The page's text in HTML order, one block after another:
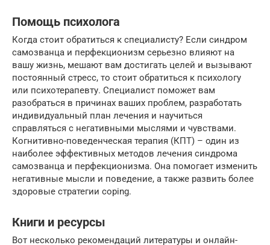
Помощь психолога
Когда стоит обратиться к специалисту? Если синдром
самозванца и перфекционизм серьезно влияют на
вашу жизнь, мешают вам достигать целей и вызывают
постоянный стресс, то стоит обратиться к психологу
или психотерапевту. Специалист поможет вам
разобраться в причинах ваших проблем, разработать
индивидуальный план лечения и научиться
справляться с негативными мыслями и чувствами.
Когнитивно-поведенческая терапия (КПТ) – один из
наиболее эффективных методов лечения синдрома
самозванца и перфекционизма. Она помогает изменить
негативные мысли и поведение, а также развить более
здоровые стратегии coping.
Книги и ресурсы
Вот несколько рекомендаций литературы и онлайн-